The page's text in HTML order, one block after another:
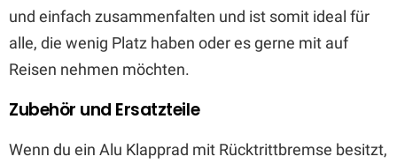
und einfach zusammenfalten und ist somit ideal für
alle, die wenig Platz haben oder es gerne mit auf
Reisen nehmen möchten.
Zubehör und Ersatzteile
Wenn du ein Alu Klapprad mit Rücktrittbremse besitzt,